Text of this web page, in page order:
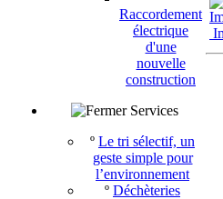
Raccordement
électrique
d'une
nouvelle
construction
Services
º Le tri sélectif, un
geste simple pour
l’environnement
º Déchèteries